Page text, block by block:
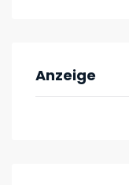
Anzeige